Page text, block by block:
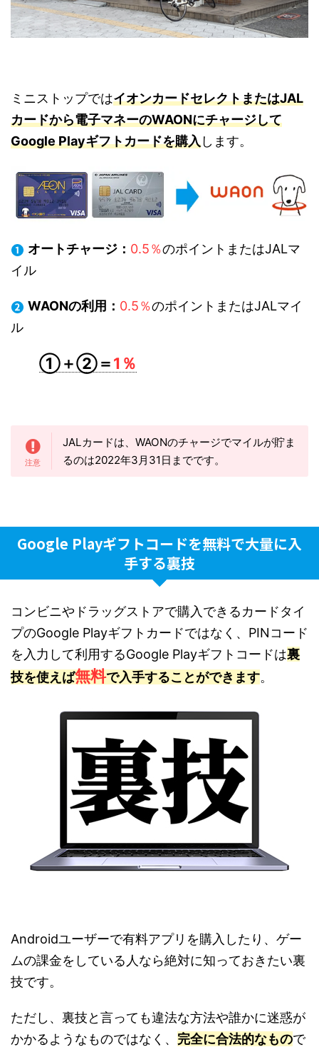
ミニストップではイオンカードセレクトまたはJAL
カードから電子マネーのWAONにチャージして
Google Playギフトカードを購入します。
オートチャージ： 0.5％のポイントまたはJALマ
イル
WAONの利用： 0.5％のポイントまたはJALマイ
ル
①＋②＝1％
JALカードは、WAONのチャージでマイルが貯ま
るのは2022年3月31日までです。
Google Playギフトコードを無料で大量に入
手する裏技
コンビニやドラッグストアで購入できるカードタイ
プのGoogle Playギフトカードではなく、PINコード
を入力して利用するGoogle Playギフトコードは裏
技を使えば無料で入手することができます。
Androidユーザーで有料アプリを購入したり、ゲー
ムの課金をしている人なら絶対に知っておきたい裏
技です。
ただし、裏技と言っても違法な方法や誰かに迷惑が
かかるようなものではなく、 完全に合法的なもので